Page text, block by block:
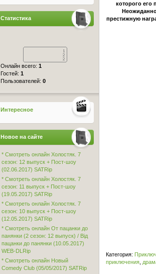
которого его
Неожиданно
престижную
Категория:
приключения,
Статистика
Онлайн всего: 1
Гостей: 1
Пользователей: 0
Интересное
Новое на сайте
* Смотреть онлайн Холостяк. 7
сезон: 12 выпуск + Пост-шоу
(02.06.2017) SATRip
* Смотреть онлайн Холостяк. 7
сезон: 11 выпуск + Пост-шоу
(19.05.2017) SATRip
* Смотреть онлайн Холостяк. 7
сезон: 10 выпуск + Пост-шоу
(12.05.2017) SATRip
* Смотреть онлайн От пацанки до
панянки (2 сезон: 12 выпуск) / Від
пацанки до панянки (10.05.2017)
WEB-DLRip
* Смотреть онлайн Новый
Comedy Club (05/05/2017) SATRip